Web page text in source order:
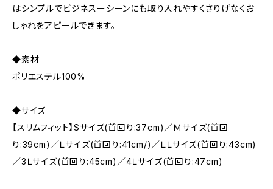
はシンプルでビジネスーシーンにも取り入れやすくさりげなくお
しゃれをアピールできます。
◆素材
ポリエステル100%
◆サイズ
【スリムフィット】Sサイズ(首回り:37cm)／Ｍサイズ(首回
り:39cm)／Ｌサイズ(首回り:41cm/)／ＬＬサイズ(首回り:43cm)
／3Ｌサイズ(首回り:45cm)／4Ｌサイズ(首回り:47cm)